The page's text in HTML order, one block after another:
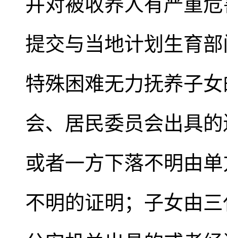
提交与当地计划生育
特殊困难无力抚养子
会、居民委员会出具
或者一方下落不明由
不明的证明；子女由